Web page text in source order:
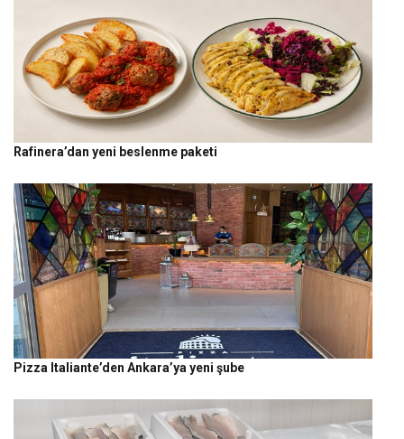
Rafinera’dan yeni beslenme paketi
Pizza Italiante’den Ankara’ya yeni şube